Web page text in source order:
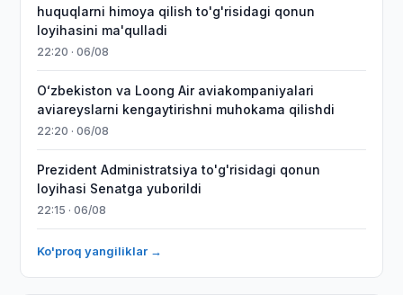
huquqlarni himoya qilish to'g'risidagi qonun
loyihasini ma'qulladi
22:20 · 06/08
Oʻzbekiston va Loong Air aviakompaniyalari
aviareyslarni kengaytirishni muhokama qilishdi
22:20 · 06/08
Prezident Administratsiya to'g'risidagi qonun
loyihasi Senatga yuborildi
22:15 · 06/08
Ko'proq yangiliklar →